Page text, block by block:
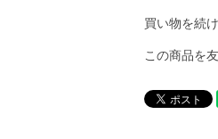
買い物を続
この商品を